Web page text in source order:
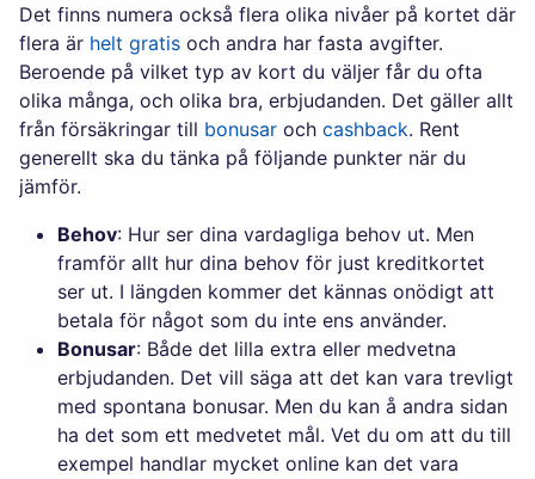
Det finns numera också flera olika nivåer på kortet där
flera är helt gratis och andra har fasta avgifter.
Beroende på vilket typ av kort du väljer får du ofta
olika många, och olika bra, erbjudanden. Det gäller allt
från försäkringar till bonusar och cashback. Rent
generellt ska du tänka på följande punkter när du
jämför.
Behov: Hur ser dina vardagliga behov ut. Men
framför allt hur dina behov för just kreditkortet
ser ut. I längden kommer det kännas onödigt att
betala för något som du inte ens använder.
Bonusar: Både det lilla extra eller medvetna
erbjudanden. Det vill säga att det kan vara trevligt
med spontana bonusar. Men du kan å andra sidan
ha det som ett medvetet mål. Vet du om att du till
exempel handlar mycket online kan det vara